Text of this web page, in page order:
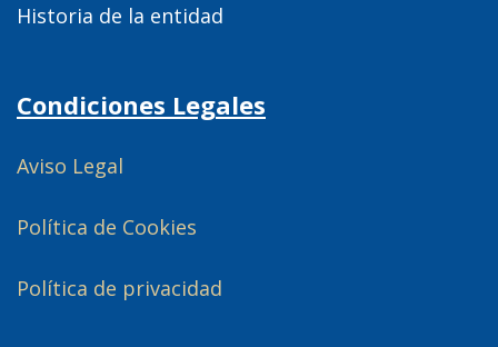
Historia de la entidad
Condiciones Legales
Aviso Legal
Política de Cookies
Política de privacidad